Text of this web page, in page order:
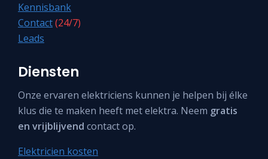
Kennisbank
Contact(24/7)
Leads
Diensten
Onze ervaren elektriciens kunnen je helpen bij élke
klus die te maken heeft met elektra. Neem gratis
en vrijblijvend contact op.
Elektricien kosten